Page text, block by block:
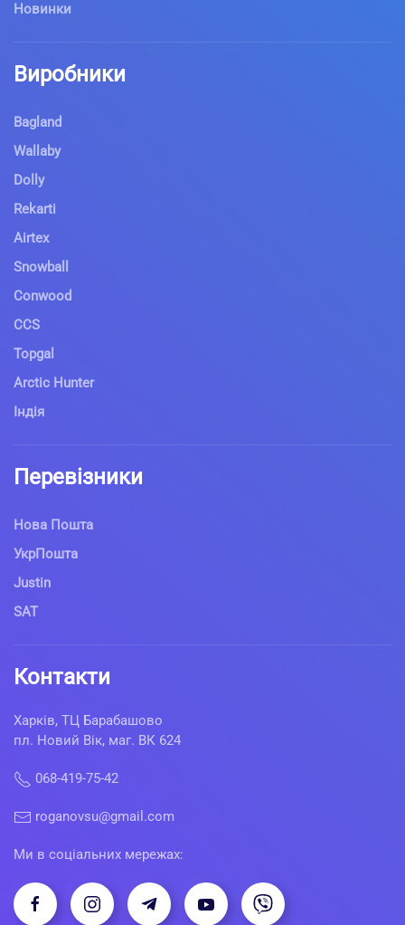
Новинки
Виробники
Bagland
Wallaby
Dolly
Rekarti
Airtex
Snowball
Conwood
CCS
Topgal
Arctic Hunter
Індія
Перевізники
Нова Пошта
УкрПошта
Justin
SAT
Контакти
Харків, ТЦ Барабашово
пл. Новий Вік, маг. ВК 624
068-419-75-42
roganovsu@gmail.com
Ми в соціальних мережах: